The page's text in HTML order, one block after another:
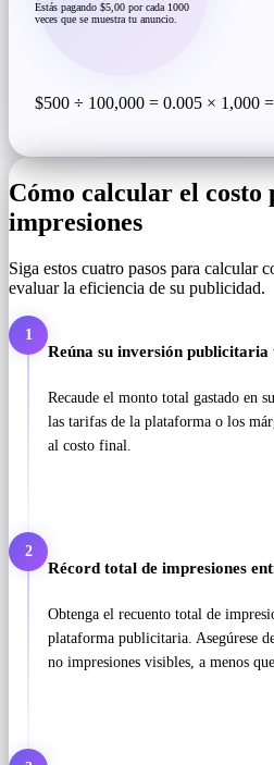
Estás pagando $5,00 por cada 1000
veces que se muestra tu anuncio.
$500 ÷ 100,000 = 0.005 × 1,000 =
Cómo calcular el
impresiones
Siga estos cuatro pasos para calcular
evaluar la eficiencia de su publicidad.
1
Reúna su inversión publicitaria
Recaude el monto total gastado en
las tarifas de la plataforma o los
al costo final.
2
Récord total de impresiones
Obtenga el recuento total de
plataforma publicitaria. Asegúrese
no impresiones visibles, a menos